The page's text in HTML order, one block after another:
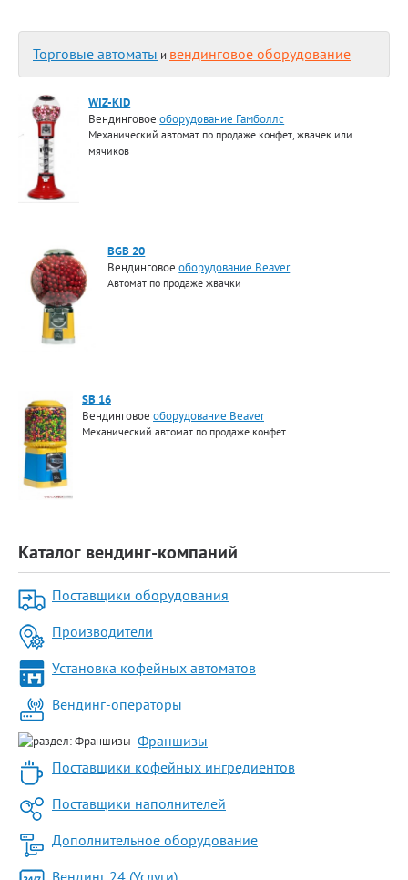
Торговые автоматы и вендинговое оборудование
WIZ-KID
Вендинговоеоборудование Гамболлс
Механический автомат по продаже конфет, жвачек или
мячиков
BGB 20
Вендинговоеоборудование Beaver
Автомат по продаже жвачки
SB 16
Вендинговое оборудование Beaver
Механический автомат по продаже конфет
Каталог вендинг-компаний
Поставщики оборудования
Производители
Установка кофейных автоматов
Вендинг-операторы
Франшизы
Поставщики кофейных ингредиентов
Поставщики наполнителей
Дополнительное оборудование